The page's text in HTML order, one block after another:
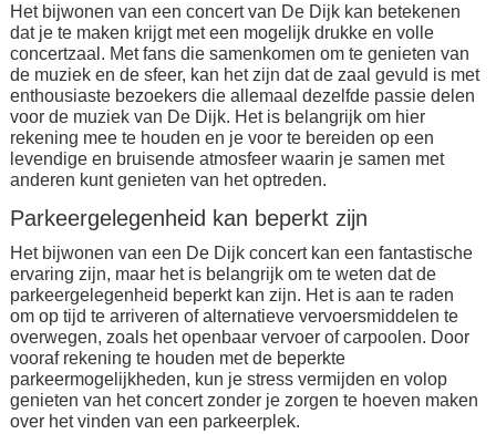
Het bijwonen van een concert van De Dijk kan betekenen
dat je te maken krijgt met een mogelijk drukke en volle
concertzaal. Met fans die samenkomen om te genieten van
de muziek en de sfeer, kan het zijn dat de zaal gevuld is met
enthousiaste bezoekers die allemaal dezelfde passie delen
voor de muziek van De Dijk. Het is belangrijk om hier
rekening mee te houden en je voor te bereiden op een
levendige en bruisende atmosfeer waarin je samen met
anderen kunt genieten van het optreden.
Parkeergelegenheid kan beperkt zijn
Het bijwonen van een De Dijk concert kan een fantastische
ervaring zijn, maar het is belangrijk om te weten dat de
parkeergelegenheid beperkt kan zijn. Het is aan te raden
om op tijd te arriveren of alternatieve vervoersmiddelen te
overwegen, zoals het openbaar vervoer of carpoolen. Door
vooraf rekening te houden met de beperkte
parkeermogelijkheden, kun je stress vermijden en volop
genieten van het concert zonder je zorgen te hoeven maken
over het vinden van een parkeerplek.